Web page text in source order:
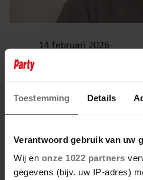
Toestemming Details
Verantwoord gebruik van uw
Wij en onze 1022 partners
gegevens (bijv. uw IP-adres)
14 februari 2026
ACTEUR
WORDT GESLIKT